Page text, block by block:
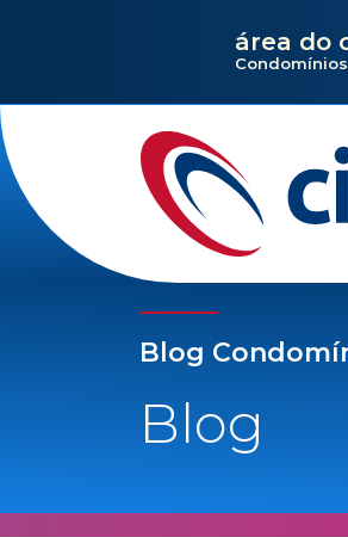
área do
Condomínios
Blog
Blog